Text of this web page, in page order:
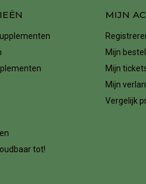
tot!
MIJN
Mijn
Mijn
Mijn
Vergelijk